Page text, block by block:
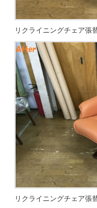
リクライニングチェア張
リクライニングチェア張